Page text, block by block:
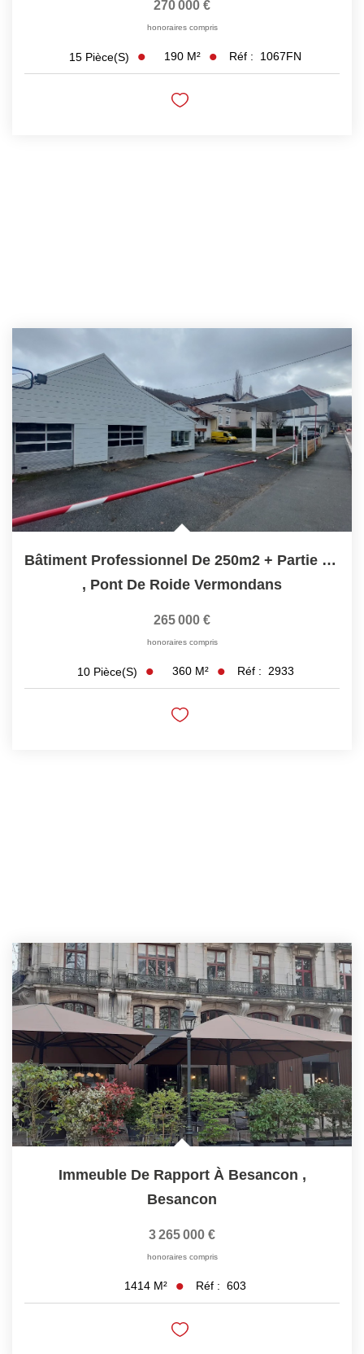
270 000 €
honoraires compris
15 Pièce(s) 190 M² Réf : 1067FN
Bâtiment Professionnel De 250m2 + Partie Habitation De 130m2
, Pont De Roide Vermondans
265 000 €
honoraires compris
10 Pièce(s) 360 M² Réf : 2933
Immeuble De Rapport À Besancon ,
Besancon
3 265 000 €
honoraires compris
1414 M² Réf : 603